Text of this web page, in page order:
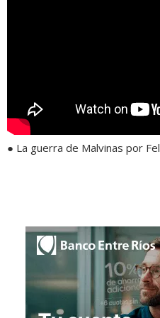
● La guerra de Malvinas por